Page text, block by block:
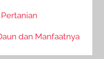
dan Manfaatnya